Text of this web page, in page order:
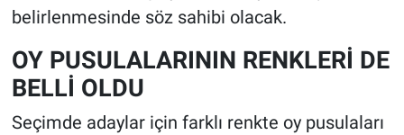
belirlenmesinde söz sahibi olacak.
OY PUSULALARININ RENKLERİ DE
BELLİ OLDU
Seçimde adaylar için farklı renkte oy pusulaları